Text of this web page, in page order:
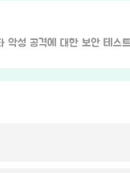
악성 공격에 대한 보안 테스